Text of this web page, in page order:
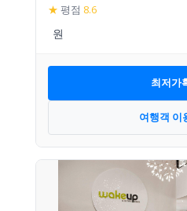
★ 평점 8.6
최저가
여행객 이